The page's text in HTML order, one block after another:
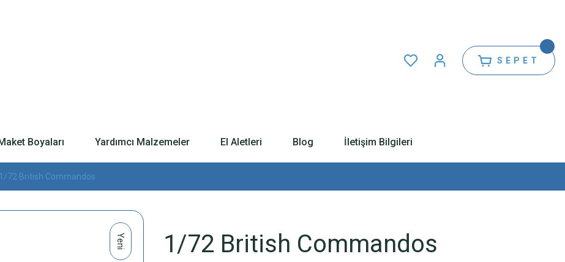
SEPET
Boyaları Yardımcı Malzemeler El Aletleri Blog İletişim Bilgileri
1/72 British Commandos
Yeni 1/72 British Commandos